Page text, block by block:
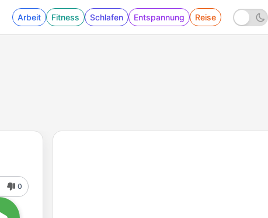
Arbeit Fitness Schlafen Entspannung Reise
0